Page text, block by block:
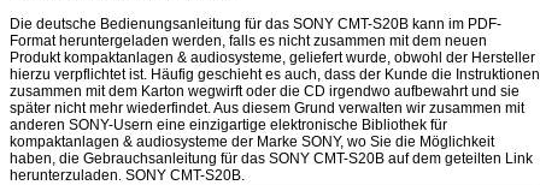
Die deutsche Bedienungsanleitung für das SONY CMT-S20B kann im PDF-
Format heruntergeladen werden, falls es nicht zusammen mit dem neuen
Produkt kompaktanlagen & audiosysteme, geliefert wurde, obwohl der Hersteller
hierzu verpflichtet ist. Häufig geschieht es auch, dass der Kunde die Instruktionen
zusammen mit dem Karton wegwirft oder die CD irgendwo aufbewahrt und sie
später nicht mehr wiederfindet. Aus diesem Grund verwalten wir zusammen mit
anderen SONY-Usern eine einzigartige elektronische Bibliothek für
kompaktanlagen & audiosysteme der Marke SONY, wo Sie die Möglichkeit
haben, die Gebrauchsanleitung für das SONY CMT-S20B auf dem geteilten Link
herunterzuladen. SONY CMT-S20B.